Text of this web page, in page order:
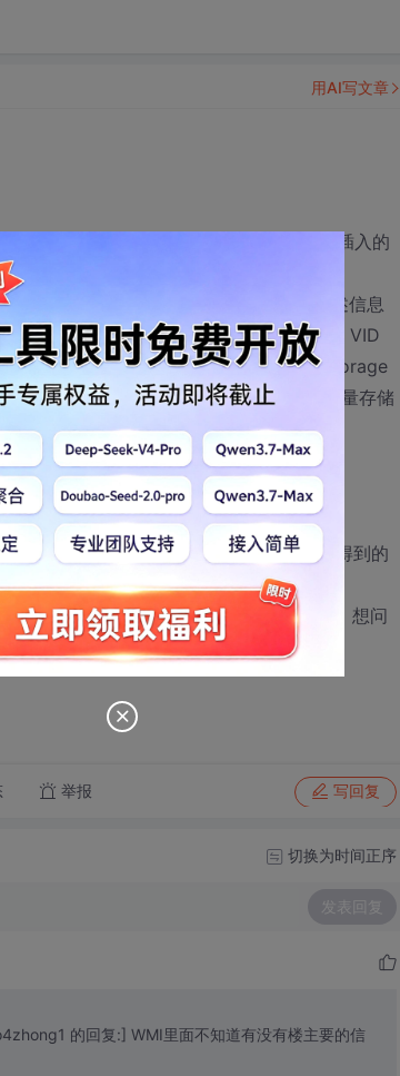
通用总线，我想在AddDevice的时候获取插入的
函数，可以得到VID,PID，GUID，描述信息
但没有得到能识别USB设备具体类型的，VID
，比如U盘的描述信息就是"usb mass storage
device，到了win7下是中文“USB大容量存储
表中usbstor下的有点区别，比如内核中得到的
的ENUM下的值是
串数字，并且拔了重插入，还是这一串，想问
，在内核中怎么样获取？
举报 写回复
用AI写文章
切换为时间正序
发表回复
的回复:] WMI里面不知道有没有楼主要的信